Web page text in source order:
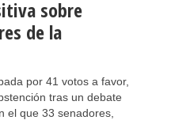
sobre
de la
por 41 votos a favor,
tras un debate
el que 33 senadores,